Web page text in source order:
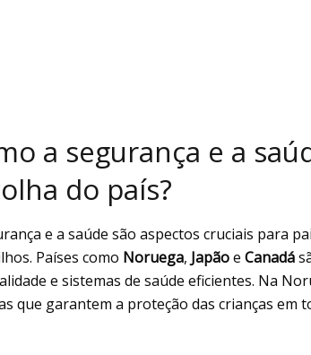
a segurança e a
do país?
e a saúde são aspectos cruciais para
Países como Noruega, Japãoe Canadá
e sistemas de saúde eficientes. Na
que garantem a proteção das crianças em